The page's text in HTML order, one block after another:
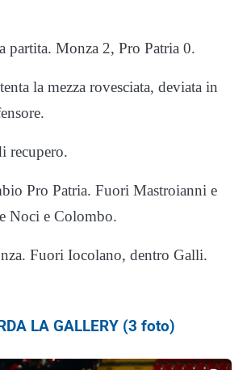
partita. Monza 2, Pro Patria 0.
la mezza rovesciata, deviata in
recupero.
Pro Patria. Fuori Mastroianni e
Noci e Colombo.
Fuori Iocolano, dentro Galli.
LA GALLERY (3 foto)